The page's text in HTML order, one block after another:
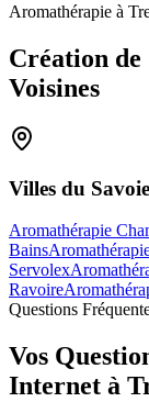
Aromathérapie à
Création de
Voisines
Villes du Savoie
Aromathérapie
Bains
Servolex
Ravoire
Questions
Vos
Internet à